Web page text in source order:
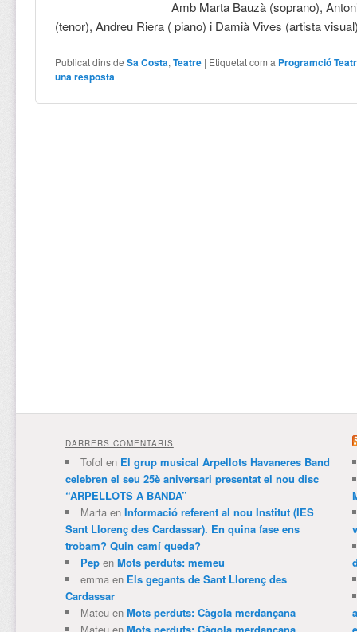
Amb Marta Bauzà (soprano),
(tenor), Andreu Riera ( piano) i Damià Vives (artista
Publicat dins de Sa Costa,Teatre | Etiquetat com a Programció
una resposta
DARRERS COMENTARIS
Tofol en El grup musical Arpellots Havaneres Band
celebren el seu 25è aniversari presentat el nou disc
“ARPELLOTS A BANDA”
Martaen Informació referent al nou Institut (IES
Sant Llorenç des Cardassar). En quina fase ens
trobam? Quin camí queda?
Pepen Mots perduts: memeu
emmaen Els gegants de Sant Llorenç des
Cardassar
Mateuen Mots perduts: Càgola merdançana